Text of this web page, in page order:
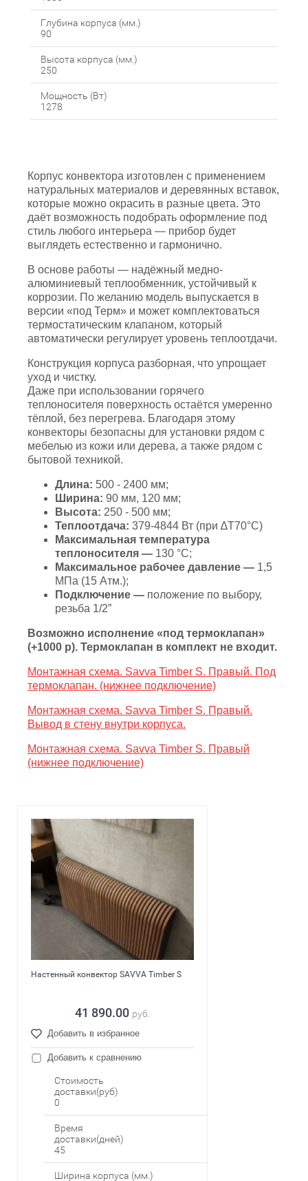
Глубина корпуса (мм.)
90
Высота корпуса (мм.)
250
Мощность (Вт)
1278
Корпус конвектора изготовлен с применением
натуральных материалов и деревянных вставок,
которые можно окрасить в разные цвета. Это
даёт возможность подобрать оформление под
стиль любого интерьера — прибор будет
выглядеть естественно и гармонично.
В основе работы — надёжный медно-
алюминиевый теплообменник, устойчивый к
коррозии. По желанию модель выпускается в
версии «под Терм» и может комплектоваться
термостатическим клапаном, который
автоматически регулирует уровень теплоотдачи.
Конструкция корпуса разборная, что упрощает
уход и чистку.
Даже при использовании горячего
теплоносителя поверхность остаётся умеренно
тёплой, без перегрева. Благодаря этому
конвекторы безопасны для установки рядом с
мебелью из кожи или дерева, а также рядом с
бытовой техникой.
Длина: 500 - 2400 мм;
Ширина: 90 мм, 120 мм;
Высота: 250 - 500 мм;
Теплоотдача: 379-4844 Вт (при ∆Т70°С)
Максимальная температура
теплоносителя — 130 °С;
Максимальное рабочее давление — 1,5
МПа (15 Атм.);
Подключение — положение по выбору,
резьба 1/2”
Возможно исполнение «под термоклапан»
(+1000 р). Термоклапан в комплект не входит.
Монтажная схема. Savva Timber S. Правый. Под
термоклапан. (нижнее подключение)
Монтажная схема. Savva Timber S. Правый.
Вывод в стену внутри корпуса.
Монтажная схема. Savva Timber S. Правый
(нижнее подключение)
Настенный конвектор SAVVA Timber S
41 890.00 руб.
Добавить в избранное
Добавить к сравнению
Стоимость
доставки(руб)
0
Время
доставки(дней)
45
Ширина корпуса (мм.)